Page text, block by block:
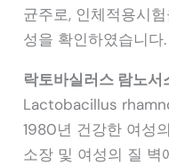
균주로, 인체적용시
성을 확인하였습니다.
락토바실러스 람노서
Lactobacillus
1980년 건강한 여성
소장 및 여성의 질 벽